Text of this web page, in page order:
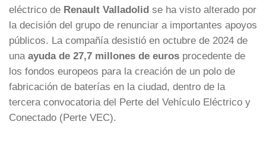
eléctrico de Renault Valladolid se ha visto alterado por
la decisión del grupo de renunciar a importantes apoyos
públicos. La compañía desistió en octubre de 2024 de
una ayuda de 27,7 millones de euros procedente de
los fondos europeos para la creación de un polo de
fabricación de baterías en la ciudad, dentro de la
tercera convocatoria del Perte del Vehículo Eléctrico y
Conectado (Perte VEC).